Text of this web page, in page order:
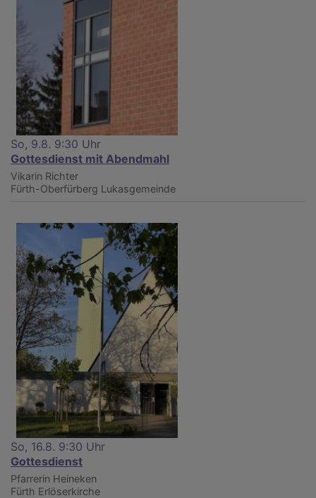
So, 9.8. 9:30 Uhr
Gottesdienst mit Abendmahl
Vikarin Richter
Fürth-Oberfürberg Lukasgemeinde
So, 16.8. 9:30 Uhr
Gottesdienst
Pfarrerin Heineken
Fürth Erlöserkirche